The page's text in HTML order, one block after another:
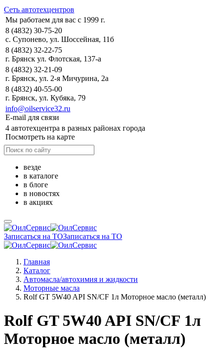
Сеть автотехцентров
Мы работаем для вас с 1999 г.
8 (4832) 30-75-20
с. Супонево, ул. Шоссейная, 11б
8 (4832) 32-22-75
г. Брянск ул. Флотская, 137-а
8 (4832) 32-21-09
г. Брянск, ул. 2-я Мичурина, 2а
8 (4832) 40-55-00
г. Брянск, ул. Кубяка, 79
info@oilservice32.ru
E-mail для связи
4 автотехцентра в разных районах города
Посмотреть на карте
везде
в каталоге
в блоге
в новостях
в акциях
Записаться на ТОЗаписаться на ТО
Главная
Каталог
Автомасла/автохимия и жидкости
Моторные масла
Rolf GT 5W40 API SN/CF 1л Моторное масло (металл)
Rolf GT 5W40 API SN/CF 1л
Моторное масло (металл)